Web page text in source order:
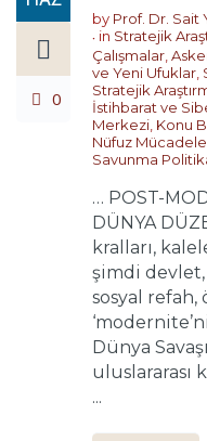
0
by Prof. Dr. Sait
in Stratejik
Çalışmalar,
ve Yeni Ufuklar,
Stratejik
İstihbarat ve
Merkezi, Konu
Nüfuz
Savunma
… POST-
DÜNYA
kralları,
şimdi
sosyal
Dünya
uluslararası
...